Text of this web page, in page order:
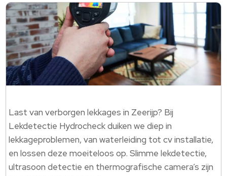
Last van verborgen lekkages in Zeerijp? Bij
Lekdetectie Hydrocheck duiken we diep in
lekkageproblemen, van waterleiding tot cv installatie,
en lossen deze moeiteloos op. Slimme lekdetectie,
ultrasoon detectie en thermografische camera’s zijn